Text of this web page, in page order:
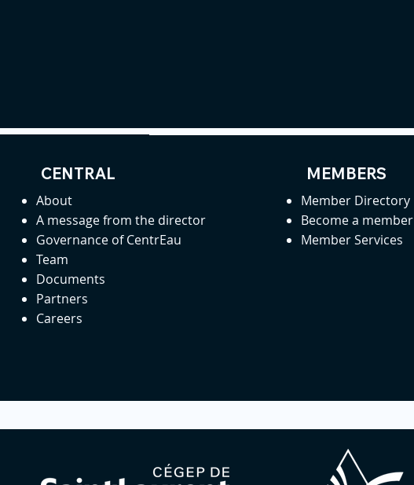
CENTRAL
About
A message from the director
Governance of CentrEau
Team
Documents
Partners
Careers
MEMBERS
Member Directory
Become a member
Member Services